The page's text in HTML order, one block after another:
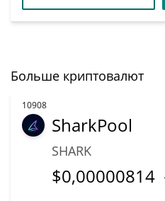
Больше криптовалют
10908
SharkPool
SHARK
$0,00000814